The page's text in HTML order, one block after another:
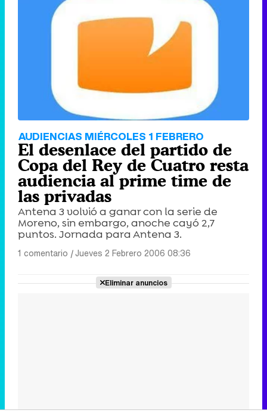
AUDIENCIAS MIÉRCOLES 1 FEBRERO
El desenlace del partido de
Copa del Rey de Cuatro resta
audiencia al prime time de
las privadas
Antena 3 volvió a ganar con la serie de
Moreno, sin embargo, anoche cayó 2,7
puntos. Jornada para Antena 3.
1 comentario |Jueves 2 Febrero 2006 08:36
Eliminar anuncios